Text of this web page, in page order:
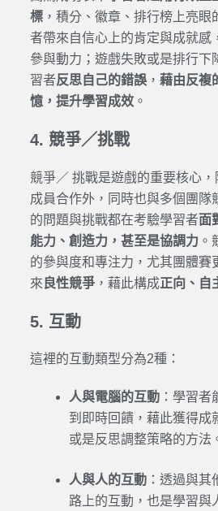
標，積分、徽章、排行榜上亮眼
者帶來自信心上的肯定與成就感
參與動力；遊戲失敗或是排行下
習者反思自己的錯誤， 藉由反複
憶，提升學習成效。
4. 競爭／挑戰
競爭／ 挑戰是遊戲的重要核心
成員合作外，同時也與多個團隊
的問題與挑戰都在考驗學習者面
能力、創造力，甚至是協調力 。
的參與度和專注力，尤其團體賽
來 良性競爭，藉此構成正向、自
5. 互動
這裡的互動類型分為2種：
人與電腦的互動：學習者
到即時回饋，藉此獲得成
或是反思調整策略的方法
人與人的互動：透過與其
路上的互動，也是學習與